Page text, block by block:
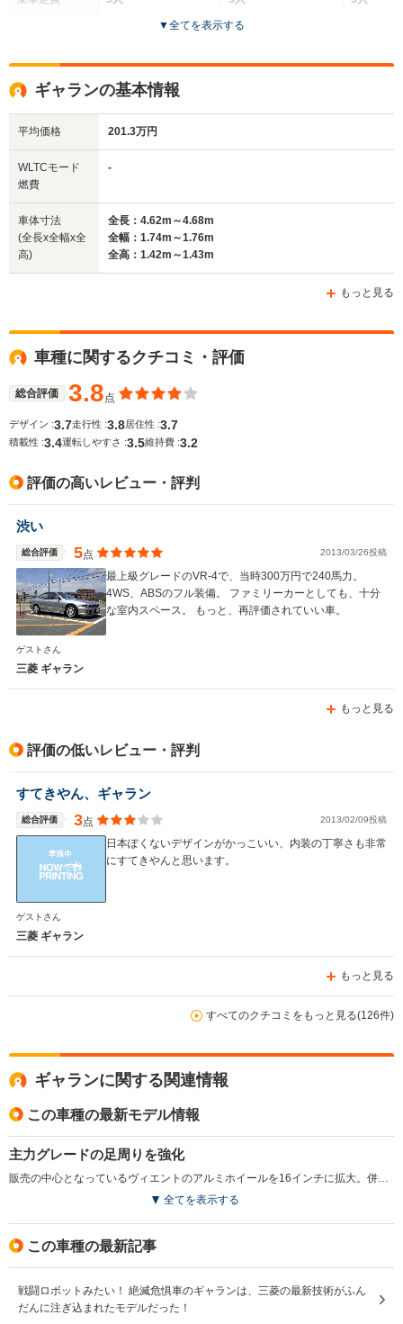
サイズ
(全長x全幅x全高)
WLTCモード
燃費
全高
1.4m～1.42m
5ドア
▼全てを表示する
ギャランの基本情報
平均価格 201.3万円
WLTCモード
燃費
-
車体寸法
(全長x全幅x全
高)
全長：4.62m～4.68m
全幅：1.74m～1.76m
全高：1.42m～1.43m
もっと見る
車種に関するクチコミ・評価
総合評価 3.8点
デザイン :3.7走行性 :3.8居住性 :3.7
積載性 :3.4運転しやすさ :3.5維持費 :3.2
評価の高いレビュー・評判
渋い
総合評価 5点 2013/03/26投稿
最上級グレードのVR-4で、当時300万円で240馬力。
4WS、ABSのフル装備。 ファミリーカーとしても、十分
な室内スペース。 もっと、再評価されていい車。
ゲストさん
三菱 ギャラン
もっと見る
評価の低いレビュー・評判
すてきやん、ギャラン
総合評価 3点 2013/02/09投稿
日本ぽくないデザインがかっこいい、内装の丁寧さも非常
にすてきやんと思います。
ゲストさん
三菱 ギャラン
もっと見る
すべてのクチコミをもっと見る(126件)
ギャランに関する関連情報
この車種の最新モデル情報
主力グレードの足周りを強化
販売の中心となっているヴィエントのアルミホイールを16インチに拡大。併せてリアブレーキのディスク化も施し安全性を向上。グレード構成も見直した。(2002.9)
全てを表示する
この車種の最新記事
戦闘ロボットみたい！ 絶滅危惧車のギャランは、三菱の最新技術がふん
だんに注ぎ込まれたモデルだった！